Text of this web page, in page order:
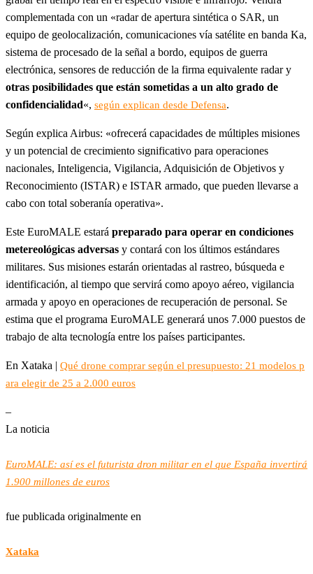
complementada con un «radar de apertura sintética o SAR, un
equipo de geolocalización, comunicaciones vía satélite en banda Ka,
sistema de procesado de la señal a bordo, equipos de guerra
electrónica, sensores de reducción de la firma equivalente radar y
otras posibilidades que están sometidas a un alto grado de
confidencialidad«, según explican desde Defensa.
Según explica Airbus: «ofrecerá capacidades de múltiples misiones
y un potencial de crecimiento significativo para operaciones
nacionales, Inteligencia, Vigilancia, Adquisición de Objetivos y
Reconocimiento (ISTAR) e ISTAR armado, que pueden llevarse a
cabo con total soberanía operativa».
Este EuroMALE estará preparado para operar en condiciones
metereológicas adversas y contará con los últimos estándares
militares. Sus misiones estarán orientadas al rastreo, búsqueda e
identificación, al tiempo que servirá como apoyo aéreo, vigilancia
armada y apoyo en operaciones de recuperación de personal. Se
estima que el programa EuroMALE generará unos 7.000 puestos de
trabajo de alta tecnología entre los países participantes.
En Xataka | Qué drone comprar según el presupuesto: 21 modelos p
ara elegir de 25 a 2.000 euros
–
La noticia
EuroMALE: así es el futurista dron militar en el que España invertirá
1.900 millones de euros
fue publicada originalmente en
Xataka